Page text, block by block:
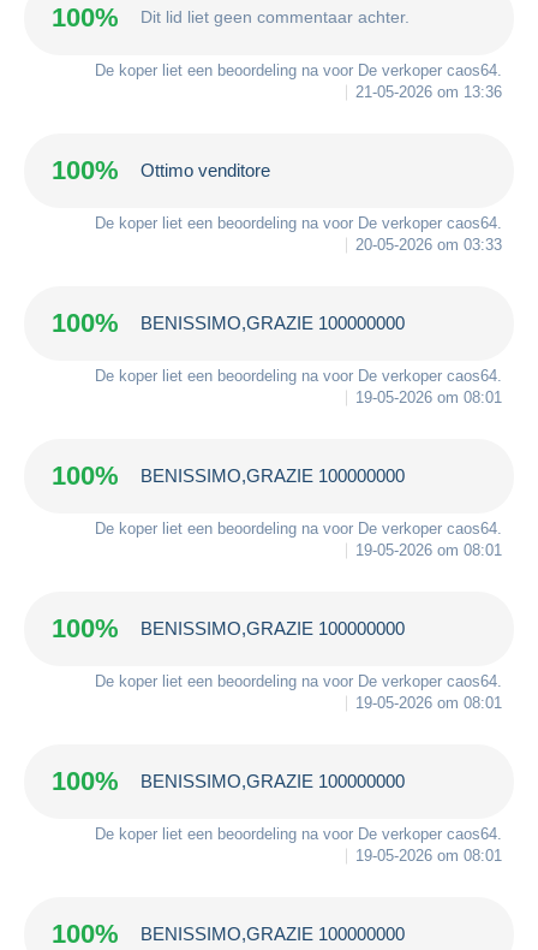
100% Dit lid liet geen commentaar achter.
De koper liet een beoordeling na voor De verkoper caos64
21-05-2026 om 13:36
100% Ottimo venditore
De koper liet een beoordeling na voor De verkoper caos64
20-05-2026 om 03:33
100% BENISSIMO,GRAZIE 100000000
De koper liet een beoordeling na voor De verkoper caos64
19-05-2026 om 08:01
100% BENISSIMO,GRAZIE 100000000
De koper liet een beoordeling na voor De verkoper caos64
19-05-2026 om 08:01
100% BENISSIMO,GRAZIE 100000000
De koper liet een beoordeling na voor De verkoper caos64
19-05-2026 om 08:01
100% BENISSIMO,GRAZIE 100000000
De koper liet een beoordeling na voor De verkoper caos64
19-05-2026 om 08:01
100% BENISSIMO,GRAZIE 100000000